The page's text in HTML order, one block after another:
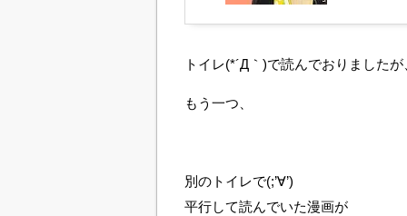
トイレ(*´Д｀)で読んでおりましたが
もう一つ、
別のトイレで(;’∀’)
平行して読んでいた漫画が